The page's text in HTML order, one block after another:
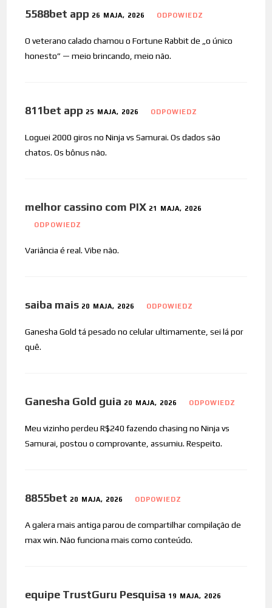
5588bet app 26 MAJA, 2026 ODPOWIEDZ
O veterano calado chamou o Fortune Rabbit de „o único
honesto” — meio brincando, meio não.
811bet app 25 MAJA, 2026 ODPOWIEDZ
Loguei 2000 giros no Ninja vs Samurai. Os dados são
chatos. Os bônus não.
melhor cassino com PIX 21 MAJA, 2026
ODPOWIEDZ
Variância é real. Vibe não.
saiba mais 20 MAJA, 2026 ODPOWIEDZ
Ganesha Gold tá pesado no celular ultimamente, sei lá por
quê.
Ganesha Gold guia 20 MAJA, 2026 ODPOWIEDZ
Meu vizinho perdeu R$240 fazendo chasing no Ninja vs
Samurai, postou o comprovante, assumiu. Respeito.
8855bet 20 MAJA, 2026 ODPOWIEDZ
A galera mais antiga parou de compartilhar compilação de
max win. Não funciona mais como conteúdo.
equipe TrustGuru Pesquisa 19 MAJA, 2026